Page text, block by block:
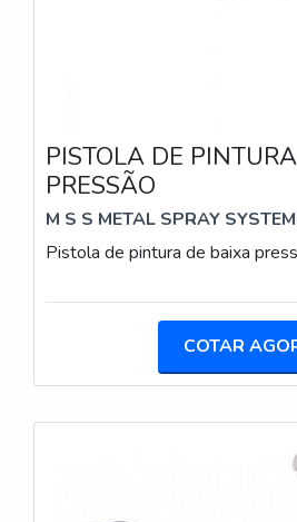
PISTOLA DE
PRESSÃO
M S S METAL SPRAY
Pistola de pintura de baixa
COTAR